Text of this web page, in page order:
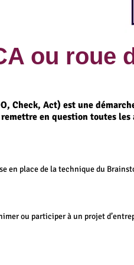
ou roue
Check, Act) est une
en question toutes
en place de la technique du
ou participer à un projet